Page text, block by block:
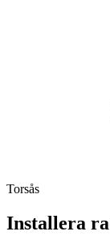
Torsås
Installera